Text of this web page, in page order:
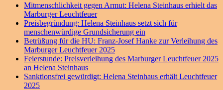
Mitmenschlichkeit gegen Armut: Helena Steinhaus erhielt das
Marburger Leuchtfeuer
Preisbegründung: Helena Steinhaus setzt sich für
menschenwürdige Grundsicherung ein
Betrüßung für die HU: Franz-Josef Hanke zur Verleihung des
Marburger Leuchtfeuer 2025
Feierstunde: Preisverleihung des Marburger Leuchtfeuer 2025
an Helena Steinhaus
Sanktionsfrei gewürdigt: Helena Steinhaus erhält Leuchtfeuer
2025